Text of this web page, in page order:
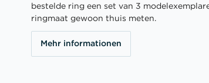
bestelde ring een set van 3
ringmaat gewoon thuis meten.
Mehr informationen